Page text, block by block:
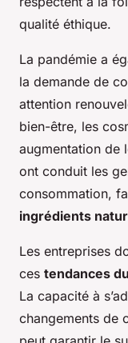
qualité éthique.
La pandémie a
la demande de
attention
bien-être, les
augmentation de
ont conduit les
consommation,
ingrédients
Les entreprises
ces tendances
La capacité à
changements de